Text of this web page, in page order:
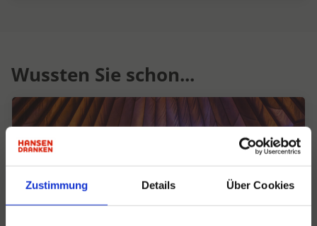
Zustimmung Details Über Cookies
Wussten Sie schon...